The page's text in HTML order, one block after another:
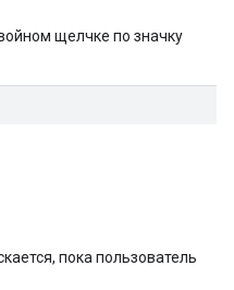
щелчке по значку
пока пользователь